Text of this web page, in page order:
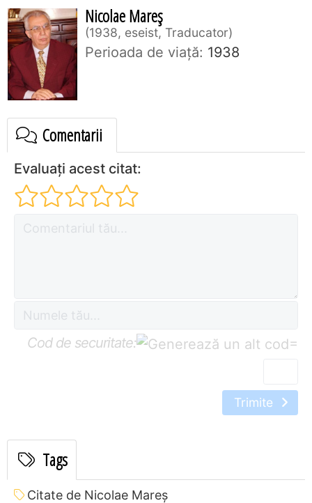
Nicolae Mareș
1938, eseist, Traducator
Perioada de viaţă: 1938
Comentarii
Evaluați acest citat:
Cod de securitate: =
Trimite
Tags
Citate de Nicolae Mareș